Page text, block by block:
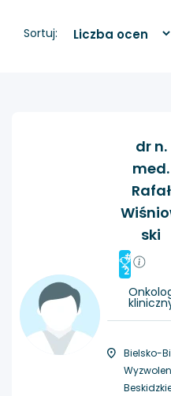
Sortuj:
dr n.
med.
Rafał
ski
#
2
Bielsko-